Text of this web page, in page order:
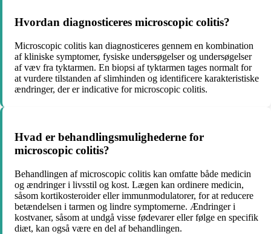
Hvordan diagnosticeres microscopic colitis?
Microscopic colitis kan diagnosticeres gennem en kombination
af kliniske symptomer, fysiske undersøgelser og undersøgelser
af væv fra tyktarmen. En biopsi af tyktarmen tages normalt for
at vurdere tilstanden af slimhinden og identificere karakteristiske
ændringer, der er indicative for microscopic colitis.
Hvad er behandlingsmulighederne for
microscopic colitis?
Behandlingen af microscopic colitis kan omfatte både medicin
og ændringer i livsstil og kost. Lægen kan ordinere medicin,
såsom kortikosteroider eller immunmodulatorer, for at reducere
betændelsen i tarmen og lindre symptomerne. Ændringer i
kostvaner, såsom at undgå visse fødevarer eller følge en specifik
diæt, kan også være en del af behandlingen.